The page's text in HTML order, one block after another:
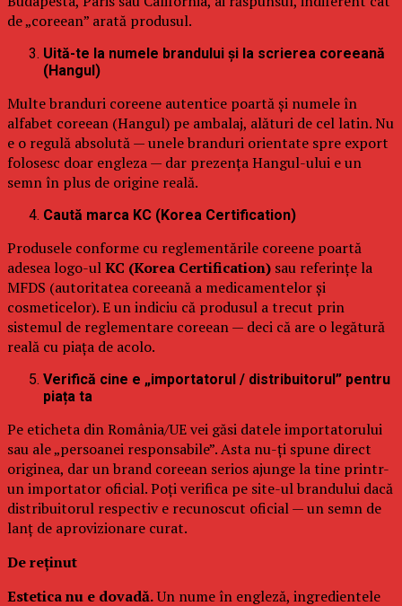
de „coreean” arată produsul.
Uită-te la numele brandului și la scrierea coreeană
(Hangul)
Multe branduri coreene autentice poartă și numele în
alfabet coreean (Hangul) pe ambalaj, alături de cel latin. Nu
e o regulă absolută — unele branduri orientate spre export
folosesc doar engleza — dar prezența Hangul-ului e un
semn în plus de origine reală.
Caută marca KC (Korea Certification)
Produsele conforme cu reglementările coreene poartă
adesea logo-ulKC (Korea Certification) sau referințe la
MFDS (autoritatea coreeană a medicamentelor și
cosmeticelor). E un indiciu că produsul a trecut prin
sistemul de reglementare coreean — deci că are o legătură
reală cu piața de acolo.
Verifică cine e „importatorul / distribuitorul” pentru
piața ta
Pe eticheta din România/UE vei găsi datele importatorului
sau ale „persoanei responsabile”. Asta nu-ți spune direct
originea, dar un brand coreean serios ajunge la tine printr-
un importator oficial. Poți verifica pe site-ul brandului dacă
distribuitorul respectiv e recunoscut oficial — un semn de
lanț de aprovizionare curat.
De reținut
Estetica nu e dovadă.Un nume în engleză, ingredientele